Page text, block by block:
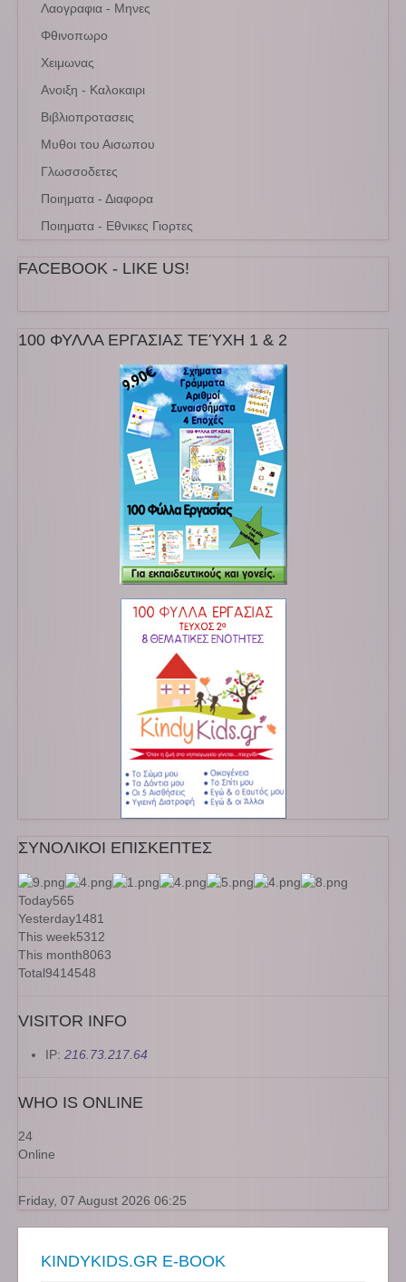
Λαογραφια - Μηνες
Φθινοπωρο
Χειμωνας
Ανοιξη - Καλοκαιρι
Βιβλιοπροτασεις
Μυθοι του Αισωπου
Γλωσσοδετες
Ποιηματα - Διαφορα
Ποιηματα - Εθνικες Γιορτες
FACEBOOK - LIKE US!
100 ΦΥΛΛΑ ΕΡΓΑΣΙΑΣ ΤΕΎΧΗ 1 & 2
ΣΥΝΟΛΙΚΟΙ ΕΠΙΣΚΕΠΤΕΣ
Today565
Yesterday1481
This week5312
This month8063
Total9414548
VISITOR INFO
IP: 216.73.217.64
WHO IS ONLINE
24
Online
Friday, 07 August 2026 06:25
KINDYKIDS.GR E-BOOK